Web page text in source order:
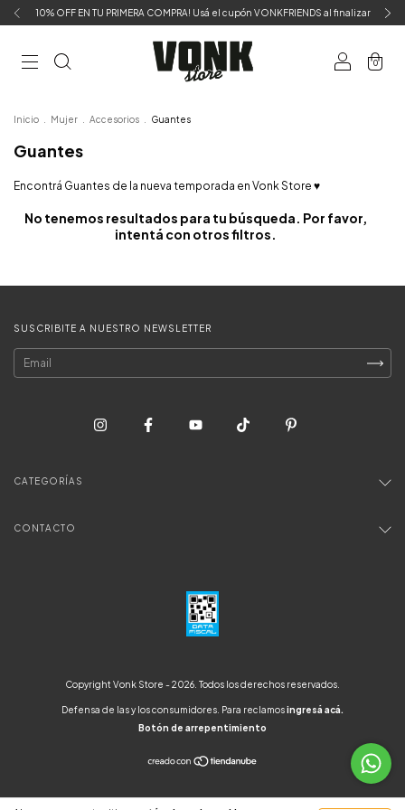
10% OFF EN TU PRIMERA COMPRA! Usá el cupón VONKFRIENDS al finalizar
0
Inicio Mujer Accesorios Guantes
Guantes
Encontrá Guantes de la nueva temporada en Vonk Store ♥
No tenemos resultados para tu búsqueda. Por favor,
intentá con otros filtros.
SUSCRIBITE A NUESTRO NEWSLETTER
CATEGORÍAS
CONTACTO
Copyright Vonk Store - 2026. Todos los derechos reservados.
Defensa de las y los consumidores. Para reclamosingresá acá.
Botón de arrepentimiento